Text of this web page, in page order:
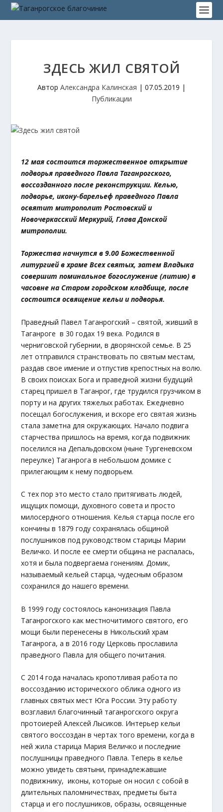
ЗДЕСЬ ЖИЛ СВЯТОЙ
Автор Александра Калинская | 07.05.2019 |
Публикации
12 мая состоится торжественное открытие
подворья праведного Павла Таганрогского,
воссозданного после реконструкции. Келью,
подворье, икону-барельеф праведного Павла
освятит митрополит Ростовский и
Новочеркасский Меркурий, Глава Донской
митрополии.
Торжества начнутся в 9.00 Божественной
литургией в храме Всех святых, затем Владыка
совершит поминальное богослужение (литию) в
часовне на Старом городском кладбище, после
состоится освящение кельи и подворья.
Праведный Павел Таганрогский – святой, живший в
Таганроге в 30 годах 19 века. Родился в
черниговской губернии, в дворянской семье. В 25
лет отправился странствовать по святым местам,
раздав свое имение и отпустив крепостных на волю.
В своих поисках Бога и праведной жизни будущий
старец пришел в Таганрог, где трудился грузчиком в
порту и на других тяжелых работах. Ежедневно
посещал богослужения, и вскоре его святая жизнь
стала заметна для окружающих. Начало подвига
старчества пришлось на время, когда подвижник
поселился на Депальдовском (ныне Тургеневском
переулке) Таганрога в небольшом домике с
прилегающим к нему подворьем.
С тех пор это место стало притягивать людей,
ищущих помощи, духовного совета и просто
милосердного отношения. Келья старца после его
кончины в 1879 году сохранялась общиной
послушников под руководством старицы Марии
Величко. И после ее смерти община не распалась,
хотя и была подвергаема гонениям. Домик,
называемый кельей старца, чудесным образом
сохранился до нашего времени.
В 1999 году состоялось канонизация Павла
Таганрогского как местночитимого святого, его
мощи были перенесены в Никольский храм
Таганрога, а в 2016 году Церковь прославила
праведного Павла для общего почитания.
С 2014 года началась кропотливая работа по
воссозданию исторического облика одного из
главных святых мест Юга России. Эту работу
возглавил благочинный таганрогского округа
протоиерей Алексей Лысиков. Интерьер кельи
святого воссоздан в чертах того времени, когда в
ней жила старица Мария Величко и последние
послушницы праведного Павла. Теперь в келье
можно увидеть святыни, принадлежавшие
подвижнику, иконы, которые он носил с собой в
длительных паломничествах, предметы быта
старца и его послушников, образы, освященные